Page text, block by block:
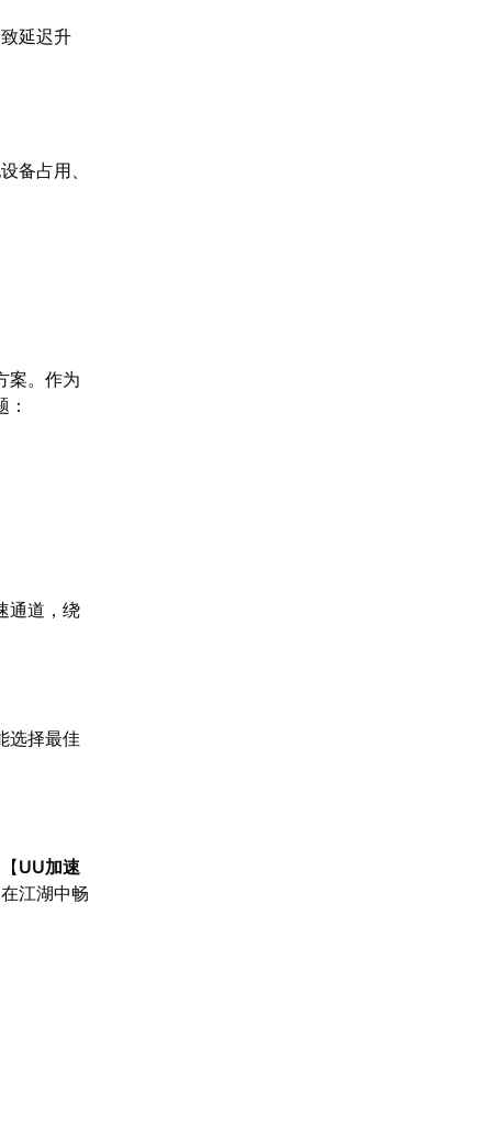
延迟升
备占用、
案。作为
通道，绕
选择最佳
UU加速
江湖中畅